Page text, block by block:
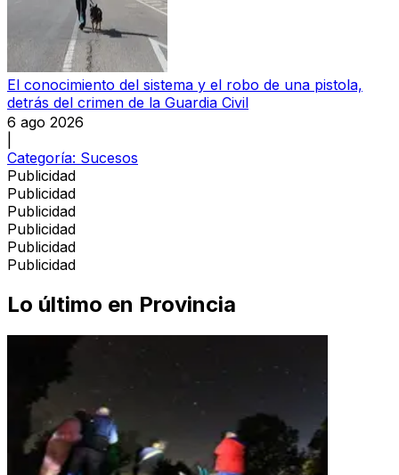
El conocimiento del sistema y el robo de una pistola,
detrás del crimen de la Guardia Civil
6 ago 2026
Categoría: Sucesos
Publicidad
Publicidad
Publicidad
Publicidad
Publicidad
Publicidad
Lo último en Provincia